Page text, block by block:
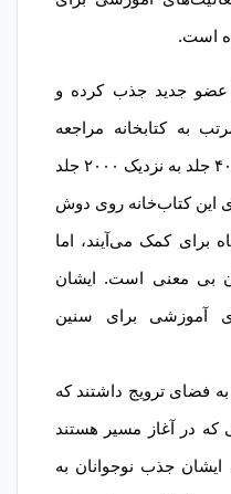
است.
خانم خماریان، ۲۲۰۰ عضو جدید جذب کرده و
به کتابخانه مراجعه
می‌کنند. تعداد کتاب‌ها از ۳۰۰-۴۰۰ جلد به نزدیک ۲۰۰۰ جلد
این کتاب‌خانه روی دوش
برای کمک می‌آیند، اما
بی معنی است. ایشان
آموزشی برای سنین
به فضای ترویج داشتند که
که در آغاز مسیر هستند
جذب نوجوانان به